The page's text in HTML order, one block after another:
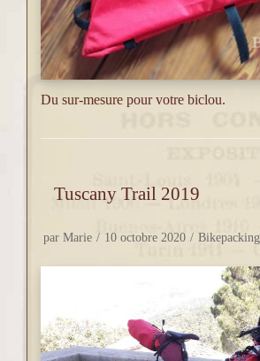
Du sur-mesure pour votre biclou.
Tuscany Trail 2019
par Marie 10 octobre 2020 Bikepacking